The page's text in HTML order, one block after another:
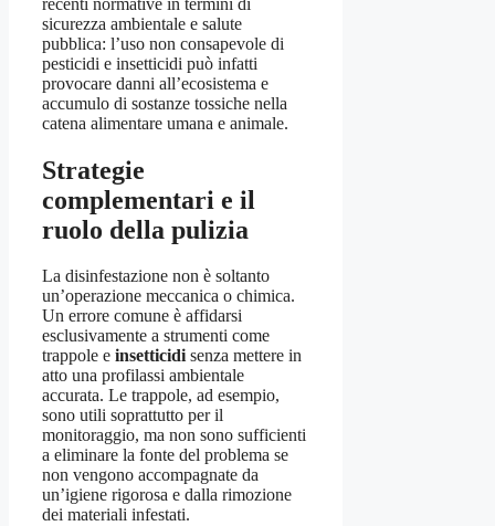
sicurezza ambientale e salute
pubblica: l’uso non consapevole di
pesticidi e insetticidi può infatti
provocare danni all’ecosistema e
accumulo di sostanze tossiche nella
catena alimentare umana e animale.
Strategie
complementari e il
ruolo della pulizia
La disinfestazione non è soltanto
un’operazione meccanica o chimica.
Un errore comune è affidarsi
esclusivamente a strumenti come
trappole e insetticidisenza mettere in
atto una profilassi ambientale
accurata. Le trappole, ad esempio,
sono utili soprattutto per il
monitoraggio, ma non sono sufficienti
a eliminare la fonte del problema se
non vengono accompagnate da
un’igiene rigorosa e dalla rimozione
dei materiali infestati.